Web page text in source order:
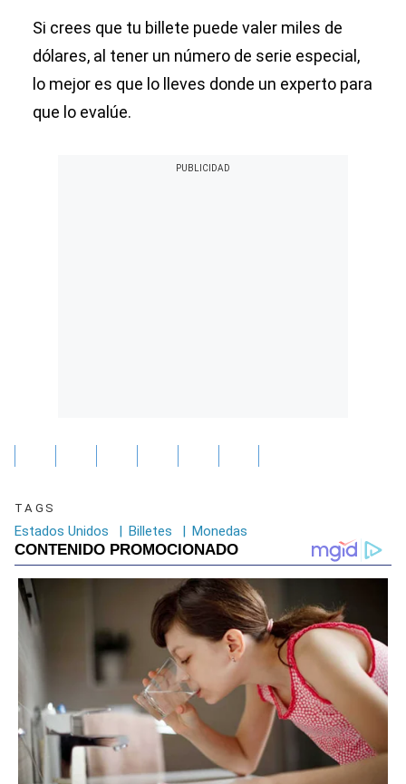
Si crees que tu billete puede valer miles de
dólares, al tener un número de serie especial,
lo mejor es que lo lleves donde un experto para
que lo evalúe.
TAGS
Estados Unidos | Billetes | Monedas